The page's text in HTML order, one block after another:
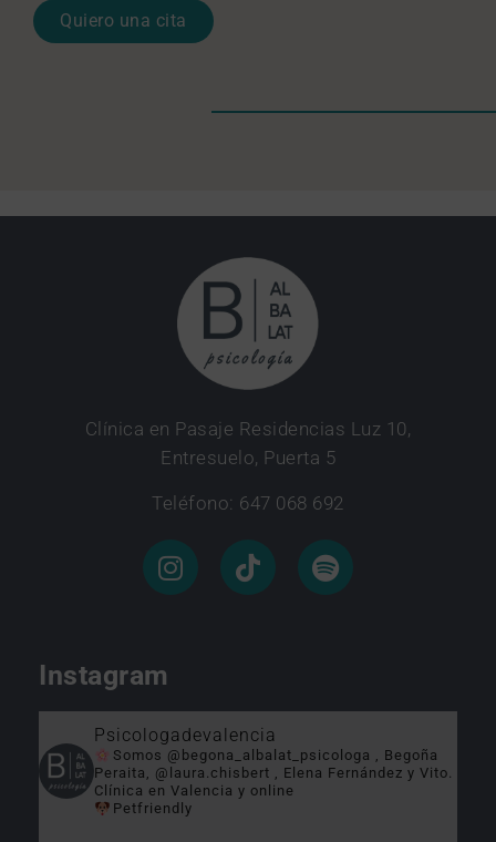
Quiero una cita
Clínica en Pasaje Residencias Luz 10,
Entresuelo, Puerta 5
Teléfono: 647 068 692
Instagram
Psicologadevalencia
Somos @begona_albalat_psicologa , Begoña
Peraita, @laura.chisbert , Elena Fernández y Vito.
Clínica en Valencia y online
Petfriendly